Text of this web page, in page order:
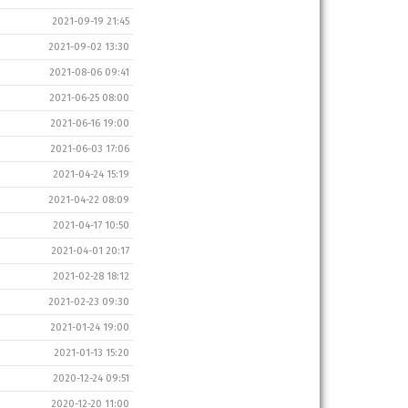
2021-09-19 21:45
2021-09-02 13:30
2021-08-06 09:41
2021-06-25 08:00
2021-06-16 19:00
2021-06-03 17:06
2021-04-24 15:19
2021-04-22 08:09
2021-04-17 10:50
2021-04-01 20:17
2021-02-28 18:12
2021-02-23 09:30
2021-01-24 19:00
2021-01-13 15:20
2020-12-24 09:51
2020-12-20 11:00